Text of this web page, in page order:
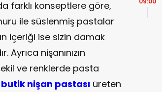
farklı konseptlere göre,
ile süslenmiş pastalar
içeriği ise sizin damak
nişanınızın
ve renklerde pasta
nişan pastası üreten